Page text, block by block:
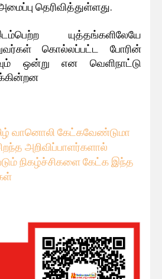
தெரிவித்துள்ளது.
யுத்தங்களிலேயே
கொல்லப்பட்ட போரின்
ஒன்று என வெளிநாட்டு
வானொலி கேட்கவேண்டுமா
அறிவிப்பாளர்களால்
நிகழ்ச்சிகளை கேட்க இந்த